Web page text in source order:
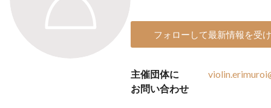
フォローして最新情報を受
主催団体に
お問い合わせ